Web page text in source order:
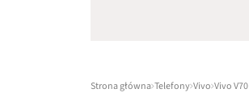
Strona główna Telefony Vivo Vivo V70